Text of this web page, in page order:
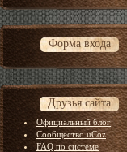
Форма входа
Друзья сайта
Официальный блог
Сообщество uCoz
FAQ по системе